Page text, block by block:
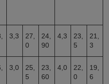
3,3
27,
0
24,
90
4,3
23,
5
21,
3
3,0
25,
5
23,
60
4,0
22,
0
19,
6